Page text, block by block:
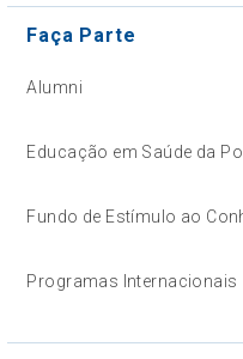
Faça Parte
Alumni
Educação em Saúde da
Fundo de Estímulo ao
Programas Internacionais